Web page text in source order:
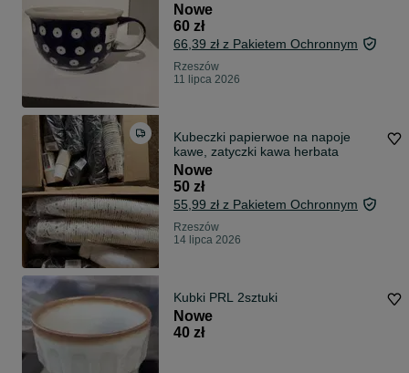
Nowe
60 zł
66,39 zł z Pakietem Ochronnym
Rzeszów
11 lipca 2026
Kubeczki papierwoe na napoje
kawe, zatyczki kawa herbata
Nowe
50 zł
55,99 zł z Pakietem Ochronnym
Rzeszów
14 lipca 2026
Kubki PRL 2sztuki
Nowe
40 zł